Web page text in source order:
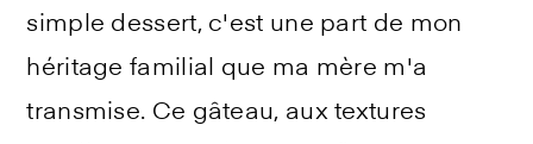
simple dessert, c'est une part de mon
héritage familial que ma mère m'a
transmise. Ce gâteau, aux textures